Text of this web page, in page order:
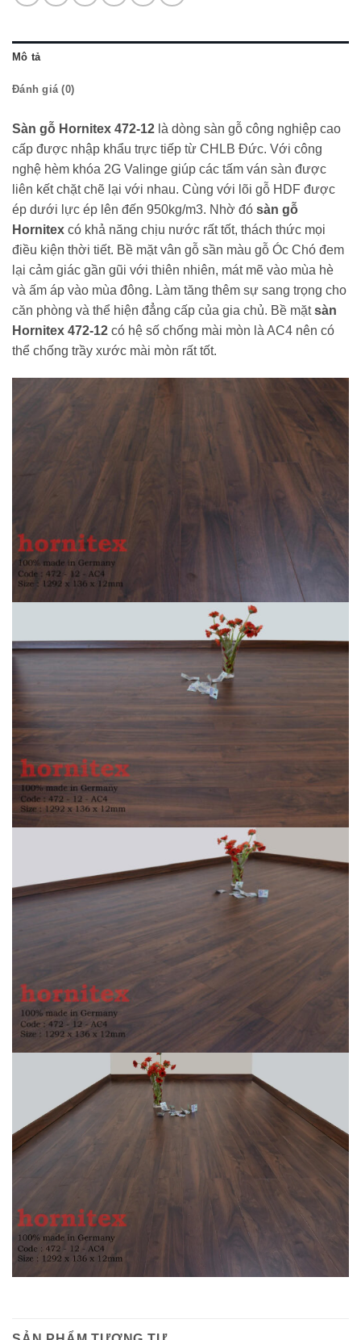
Mô tả
Đánh giá (0)
Sàn gỗ Hornitex 472-12 là dòng sàn gỗ công nghiệp cao
cấp được nhập khẩu trực tiếp từ CHLB Đức. Với công
nghệ hèm khóa 2G Valinge giúp các tấm ván sàn được
liên kết chặt chẽ lại với nhau. Cùng với lõi gỗ HDF được
ép dưới lực ép lên đến 950kg/m3. Nhờ đó sàn gỗ
Hornitex có khả năng chịu nước rất tốt, thách thức mọi
điều kiện thời tiết. Bề mặt vân gỗ sần màu gỗ Óc Chó đem
lại cảm giác gần gũi với thiên nhiên, mát mẽ vào mùa hè
và ấm áp vào mùa đông. Làm tăng thêm sự sang trọng cho
căn phòng và thể hiện đẳng cấp của gia chủ. Bề mặtsàn
Hornitex 472-12 có hệ số chống mài mòn là AC4 nên có
thể chống trầy xước mài mòn rất tốt.